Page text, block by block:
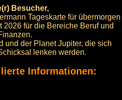
Besucher,
Tageskarte für übermorgen
2026 für die Bereiche Beruf und
und der Planet Jupiter, die sich
lenken werden.
Informationen: